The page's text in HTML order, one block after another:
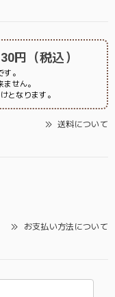
円（税込）
。
せん。
となります。
送料について
お支払い方法について